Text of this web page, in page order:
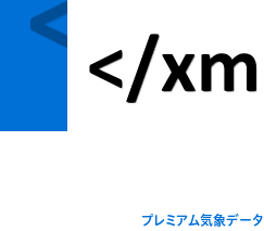
プレミアム気象データ